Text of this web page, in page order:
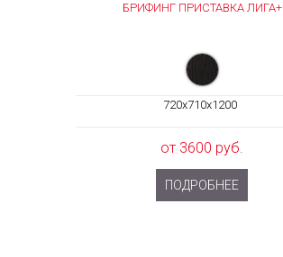
БРИФИНГ ПРИСТАВКА ЛИГА+
720x710x1200
от 3600 руб.
ПОДРОБНЕЕ